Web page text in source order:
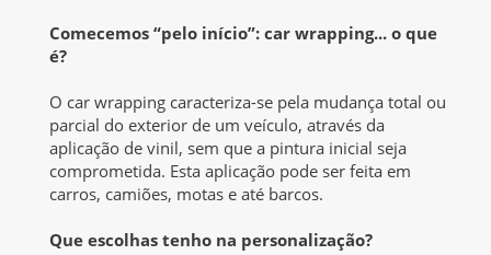
Comecemos “pelo início”: car wrapping... o que
é?
O car wrapping caracteriza-se pela mudança total ou
parcial do exterior de um veículo, através da
aplicação de vinil, sem que a pintura inicial seja
comprometida. Esta aplicação pode ser feita em
carros, camiões, motas e até barcos.
Que escolhas tenho na personalização?